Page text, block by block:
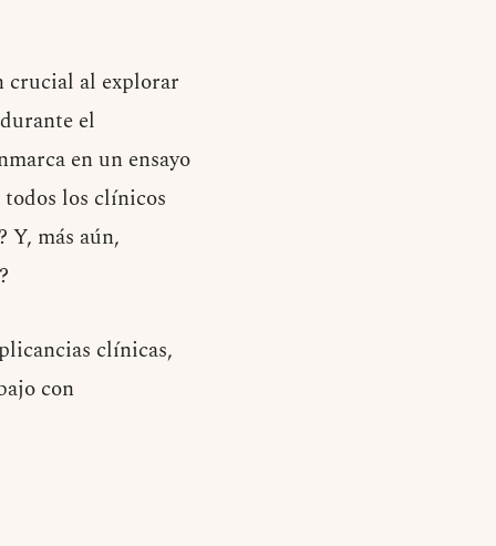
crucial al explorar
el
en un ensayo
los clínicos
Y, más aún,
clínicas,
con